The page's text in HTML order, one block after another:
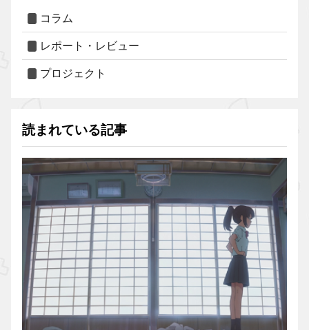
コラム
レポート・レビュー
プロジェクト
読まれている記事